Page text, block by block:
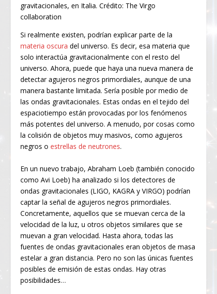
gravitacionales, en Italia. Crédito: The Virgo
collaboration
Si realmente existen, podrían explicar parte de la
materia oscura del universo. Es decir, esa materia que
solo interactúa gravitacionalmente con el resto del
universo. Ahora, puede que haya una nueva manera de
detectar agujeros negros primordiales, aunque de una
manera bastante limitada. Sería posible por medio de
las ondas gravitacionales. Estas ondas en el tejido del
espaciotiempo están provocadas por los fenómenos
más potentes del universo. A menudo, por cosas como
la colisión de objetos muy masivos, como agujeros
negros oestrellas de neutrones.
En un nuevo trabajo, Abraham Loeb (también conocido
como Avi Loeb) ha analizado si los detectores de
ondas gravitacionales (LIGO, KAGRA y VIRGO) podrían
captar la señal de agujeros negros primordiales.
Concretamente, aquellos que se muevan cerca de la
velocidad de la luz, u otros objetos similares que se
muevan a gran velocidad. Hasta ahora, todas las
fuentes de ondas gravitacionales eran objetos de masa
estelar a gran distancia. Pero no son las únicas fuentes
posibles de emisión de estas ondas. Hay otras
posibilidades…